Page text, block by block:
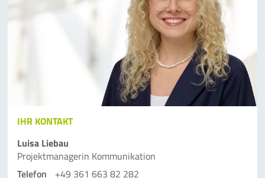
IHR KONTAKT
Luisa Liebau
Projektmanagerin Kommunikation
Telefon
+49 361 663 82 282